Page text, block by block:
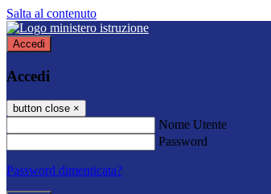
Salta al contenuto
Accedi
Accedi
button close ×
Nome Utente
Password
Password dimenticata?